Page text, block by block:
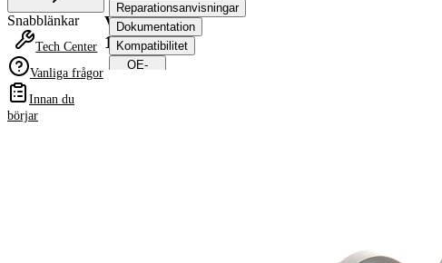
Snabblänkar
Tech Center
Vanliga frågor
Innan du
börjar
VKBA
1400
Reparationsanvisningar
Dokumentation
Kompatibilitet
OE-
packbox